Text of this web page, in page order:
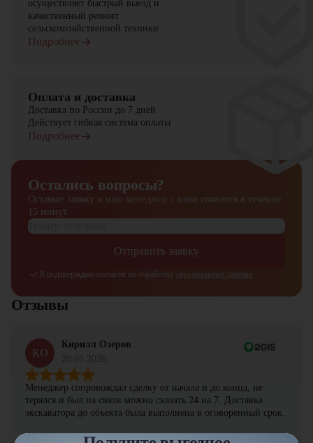
осуществляет быстрый выезд и
качественный ремонт
сельскохозяйственной техники
Подробнее
Оплата и доставка
Доставка по России до 7 дней
Действует гибкая система оплаты
Подробнее
Остались вопросы?
Оставьте заявку и наш менеджер с вами свяжется в течение
15 минут
Отправить заявку
Я подтверждаю согласие на обработку персональных данных
Отзывы
КО
Кирилл Озеров
Менеджер сопровождал сделку от начала и до конца, не
терялся и был на связи можно сказать 24 на 7. Доставка
экскаватора до объекта была выполнена в оговоренный срок.